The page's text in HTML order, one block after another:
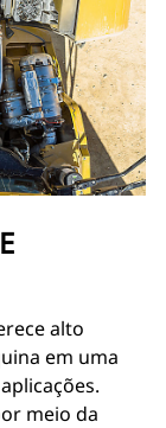
alto
em uma
meio da